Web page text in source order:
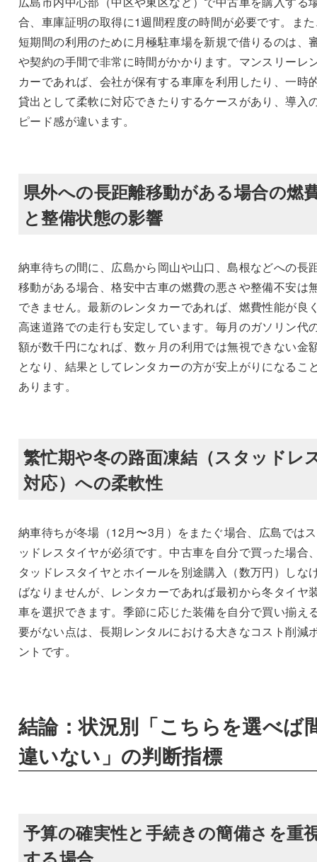
合、車庫証明の取得に1週間程度の時間が必要です。ま
短期間の利用のために月極駐車場を新規で借りるのは、
や契約の手間で非常に時間がかかります。マンスリーレ
カーであれば、会社が保有する車庫を利用したり、一時
貸出として柔軟に対応できたりするケースがあり、導入
ピード感が違います。
県外への長距離移動がある場合の燃
と整備状態の影響
納車待ちの間に、広島から岡山や山口、島根などへの長
移動がある場合、格安中古車の燃費の悪さや整備不安は
できません。最新のレンタカーであれば、燃費性能が良
高速道路での走行も安定しています。毎月のガソリン代
額が数千円になれば、数ヶ月の利用では無視できない金
となり、結果としてレンタカーの方が安上がりになるこ
あります。
繁忙期や冬の路面凍結（スタッドレ
対応）への柔軟性
納車待ちが冬場（12月〜3月）をまたぐ場合、広島では
ッドレスタイヤが必須です。中古車を自分で買った場合
タッドレスタイヤとホイールを別途購入（数万円）しな
ばなりませんが、レンタカーであれば最初から冬タイヤ
車を選択できます。季節に応じた装備を自分で買い揃え
要がない点は、長期レンタルにおける大きなコスト削減
ントです。
結論：状況別「こちらを選べば
違いない」の判断指標
予算の確実性と手続きの簡備さを重